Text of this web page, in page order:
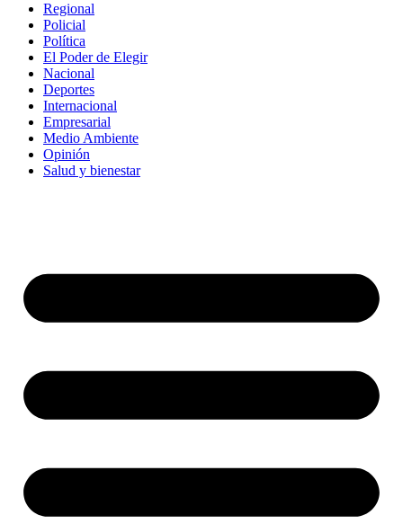
Regional
Policial
Política
El Poder de Elegir
Nacional
Deportes
Internacional
Empresarial
Medio Ambiente
Opinión
Salud y bienestar